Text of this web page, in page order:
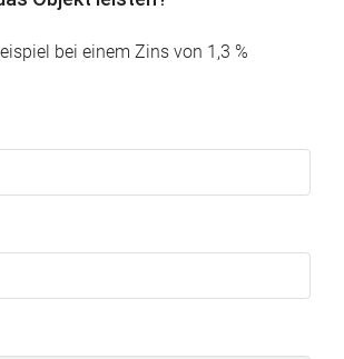
bei einem Zins von 1,3 %